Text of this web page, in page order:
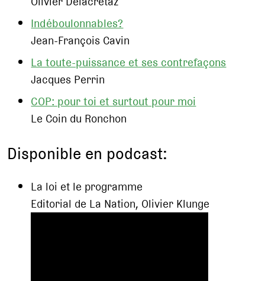
Indéboulonnables?
Jean-François Cavin
La toute-puissance et ses contrefaçons
Jacques Perrin
COP: pour toi et surtout pour moi
Le Coin du Ronchon
Disponible en podcast:
La loi et le programme
Editorial de La Nation, Olivier Klunge